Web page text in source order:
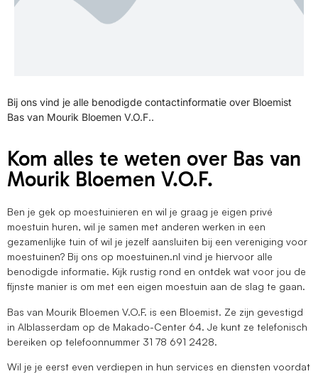
Bij ons vind je alle benodigde contactinformatie over Bloemist
Bas van Mourik Bloemen V.O.F..
Kom alles te weten over Bas van
Mourik Bloemen V.O.F.
Ben je gek op moestuinieren en wil je graag je eigen privé
moestuin huren, wil je samen met anderen werken in een
gezamenlijke tuin of wil je jezelf aansluiten bij een vereniging voor
moestuinen? Bij ons op moestuinen.nl vind je hiervoor alle
benodigde informatie. Kijk rustig rond en ontdek wat voor jou de
fijnste manier is om met een eigen moestuin aan de slag te gaan.
Bas van Mourik Bloemen V.O.F. is een Bloemist. Ze zijn gevestigd
in Alblasserdam op de Makado-Center 64. Je kunt ze telefonisch
bereiken op telefoonnummer 31 78 691 2428.
Wil je je eerst even verdiepen in hun services en diensten voordat